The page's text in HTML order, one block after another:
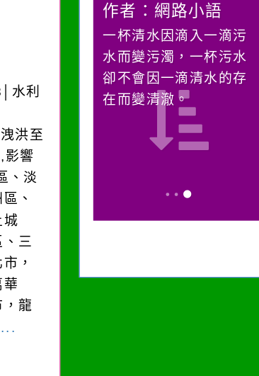
水利
洪至
影響
、淡
、
城
三
，
華
，龍
路途中，
作者：網路小語
一杯清水因滴入一滴污
水而變污濁，一杯污水
卻不會因一滴清水的存
在而變清澈。